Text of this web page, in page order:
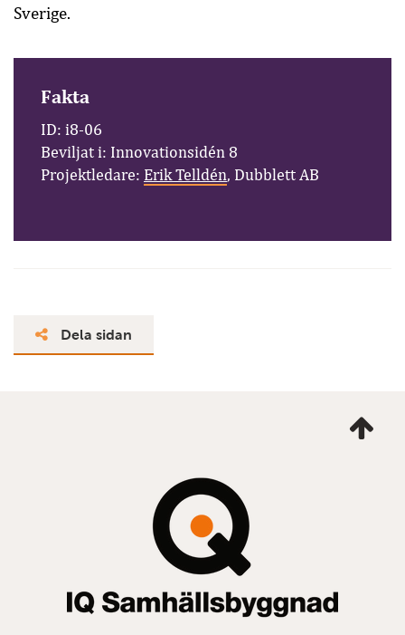
Sverige.
Fakta
ID: i8-06
Beviljat i: Innovationsidén 8
Projektledare: Erik Telldén, Dubblett AB
Dela sidan
mig